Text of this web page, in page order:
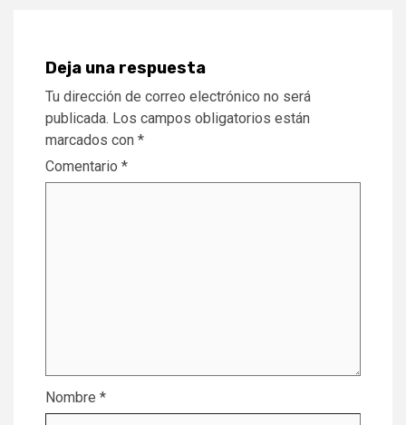
Deja una respuesta
Tu dirección de correo electrónico no será
publicada. Los campos obligatorios están
marcados con *
Comentario *
Nombre *